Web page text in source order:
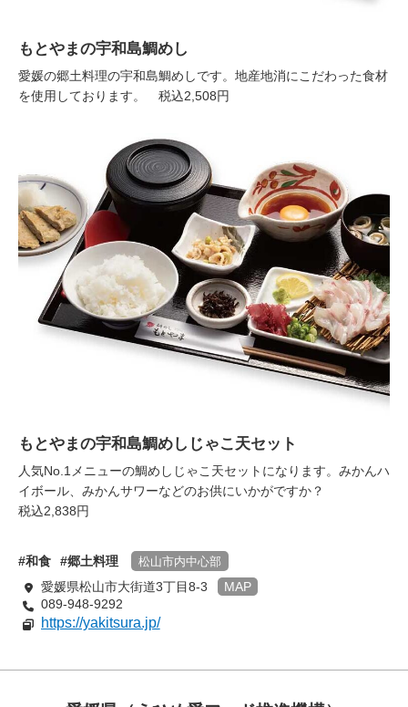
もとやまの宇和島鯛めし
愛媛の郷土料理の宇和島鯛めしです。地産地消にこだわった食材
を使用しております。 税込2,508円
もとやまの宇和島鯛めしじゃこ天セット
人気No.1メニューの鯛めしじゃこ天セットになります。みかんハ
イボール、みかんサワーなどのお供にいかがですか？
税込2,838円
和食 郷土料理 松山市内中心部
愛媛県松山市大街道3丁目8-3
MAP
089-948-9292
https://yakitsura.jp/